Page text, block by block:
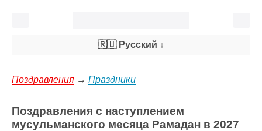
🇷🇺 Русский ↓
Поздравления → Праздники
Поздравления с наступлением
мусульманского месяца Рамадан в 2027